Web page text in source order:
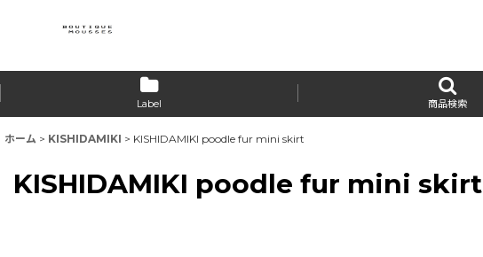
Label 商品検索
ホーム > KISHIDAMIKI > KISHIDAMIKI poodle fur mini skirt
KISHIDAMIKI poodle fur mini skirt